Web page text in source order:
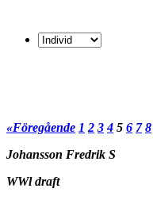
«Föregående 1 2 3 4 5 6 7 8
Johansson Fredrik S
WWl draft